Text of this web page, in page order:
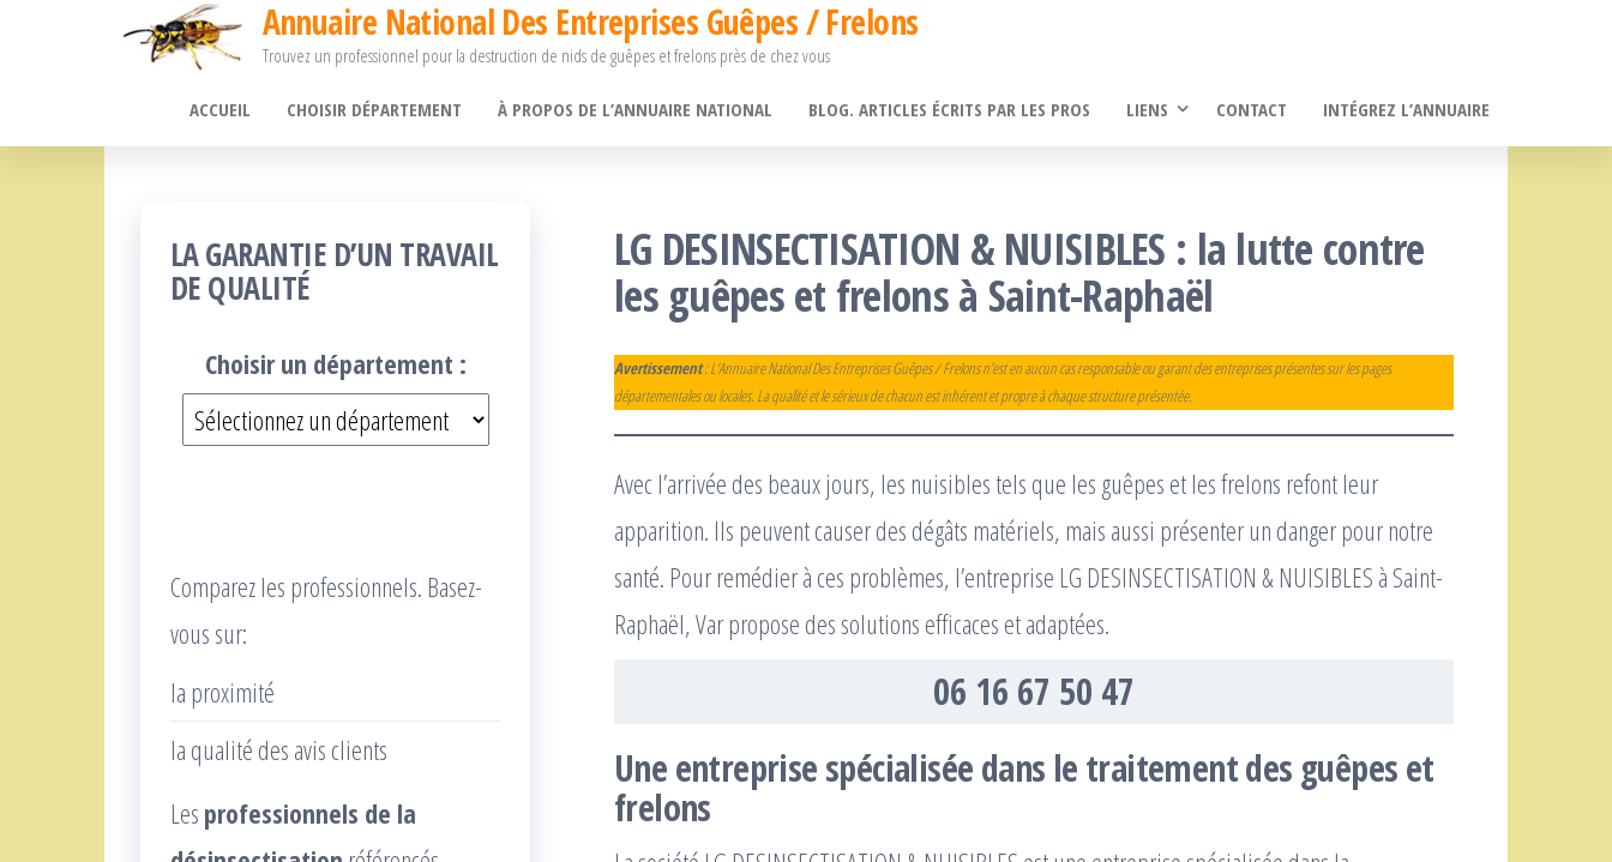
Annuaire National Des Entreprises Guêpes / Frelons
Trouvez un professionnel pour la destruction de nids de guêpes et frelons près de chez vous
ACCUEIL CHOISIR DÉPARTEMENT À PROPOS DE L’ANNUAIRE NATIONAL BLOG. ARTICLES ÉCRITS PAR LES PROS LIENS CONTACT INTÉGREZ L’ANNUAIRE
LG DESINSECTISATION & NUISIBLES : la lutte contre
les guêpes et frelons à Saint-Raphaël
Avertissement: L’Annuaire National Des Entreprises Guêpes / Frelons n’est en aucun cas responsable ou garant des entreprises présentes sur les pages
départementales ou locales. La qualité et le sérieux de chacun est inhérent et propre à chaque structure présentée.
Avec l’arrivée des beaux jours, les nuisibles tels que les guêpes et les frelons refont leur
apparition. Ils peuvent causer des dégâts matériels, mais aussi présenter un danger pour notre
santé. Pour remédier à ces problèmes, l’entreprise LG DESINSECTISATION & NUISIBLES à Saint-
Raphaël, Var propose des solutions efficaces et adaptées.
06 16 67 50 47
Une entreprise spécialisée dans le traitement des guêpes et
frelons
LA GARANTIE D’UN TRAVAIL
DE QUALITÉ
Choisir un département :
Comparez les professionnels. Basez-
vous sur:
la proximité
la qualité des avis clients
Les professionnels de la